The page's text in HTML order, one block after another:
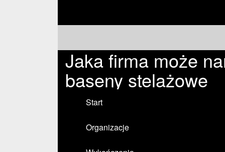
Jaka firma może
baseny stelażowe
Start
Organizacje